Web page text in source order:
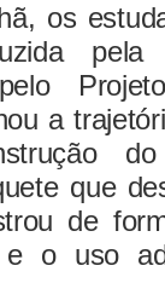
os
pela
pelo
a
do
que
de
o uso